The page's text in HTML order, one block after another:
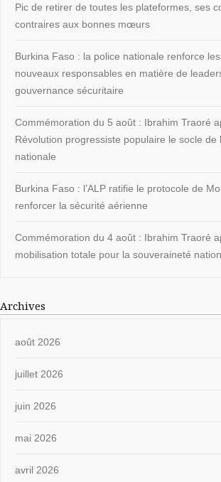
Pic de retirer de toutes les plateformes, ses
contraires aux bonnes mœurs
Burkina Faso : la police nationale renforce
nouveaux responsables en matière de
gouvernance sécuritaire
Commémoration du 5 août : Ibrahim Traoré
Révolution progressiste populaire le socle de
nationale
Burkina Faso : l’ALP ratifie le protocole de
renforcer la sécurité aérienne
Commémoration du 4 août : Ibrahim Traoré
mobilisation totale pour la souveraineté
Archives
août 2026
juillet 2026
juin 2026
mai 2026
avril 2026